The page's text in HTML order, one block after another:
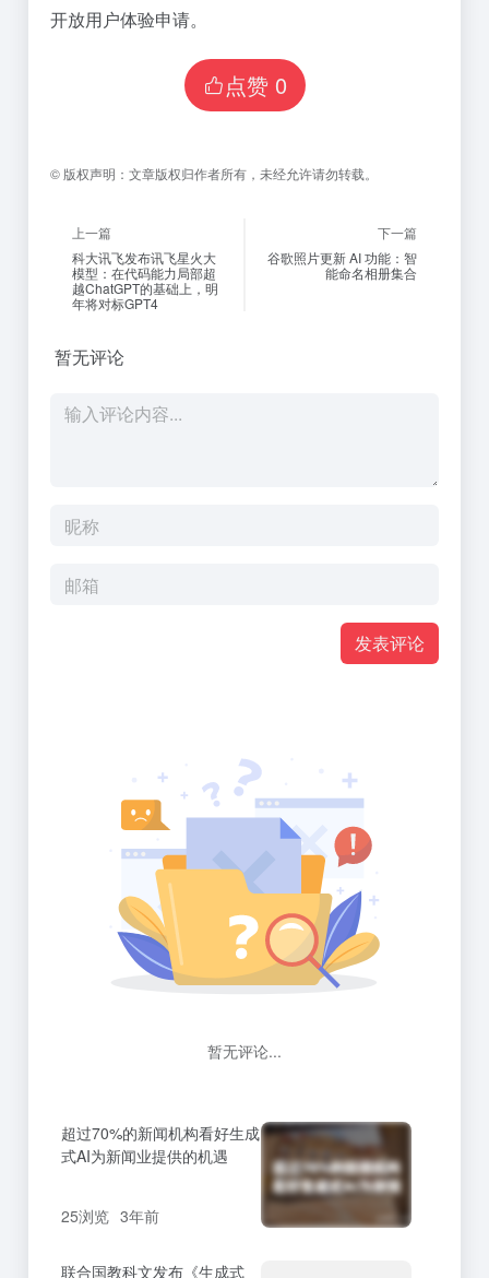
开放用户体验申请。
点赞 0
© 版权声明： 文章版权归作者所有，未经允许请勿转载。
上一篇
科大讯飞发布讯飞星火大
模型：在代码能力局部超
越ChatGPT的基础上，明
年将对标GPT4
下一篇
谷歌照片更新 AI 功能：智
能命名相册集合
暂无评论
发表评论
暂无评论...
超过70%的新闻机构看好生成
式AI为新闻业提供的机遇
25浏览 3年前
联合国教科文发布《生成式